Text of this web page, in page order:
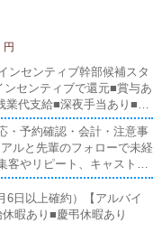
円
ンセンティブ幹部候補スタ
センティブで還元■賞与あ
代支給■深夜手当あり■通
給■週払い可■日払い可■
・予約確認・会計・注意事
ルと先輩のフォローで未経
やリピート、キャスト増
策を考えて提案します。■
ットPRや接客アドバイス
します。■PC更新業務ヘブ
6日以上確約）【アルバイ
暇あり■慶弔休暇あり